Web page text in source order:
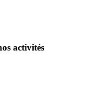
activités